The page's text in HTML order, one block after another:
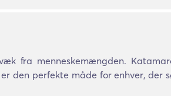
fra menneskemængden.
den perfekte måde for enhver, der